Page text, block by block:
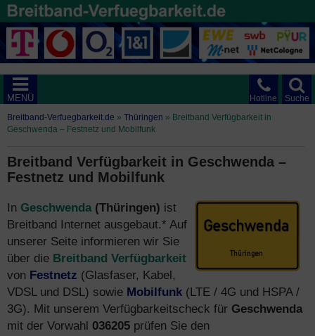
Suche
Hotline
MENÜ
Breitband-Verfuegbarkeit.de » Thüringen » Breitband Verfügbarkeit in
Geschwenda – Festnetz und Mobilfunk
Breitband Verfügbarkeit in Geschwenda –
Festnetz und Mobilfunk
In Geschwenda (Thüringen) ist
Breitband Internet ausgebaut.* Auf
unserer Seite informieren wir Sie
über die Breitband Verfügbarkeit
von Festnetz (Glasfaser, Kabel,
VDSL und DSL) sowie Mobilfunk (LTE / 4G und HSPA /
3G). Mit unserem Verfügbarkeitscheck für Geschwenda
mit der Vorwahl 036205 prüfen Sie den